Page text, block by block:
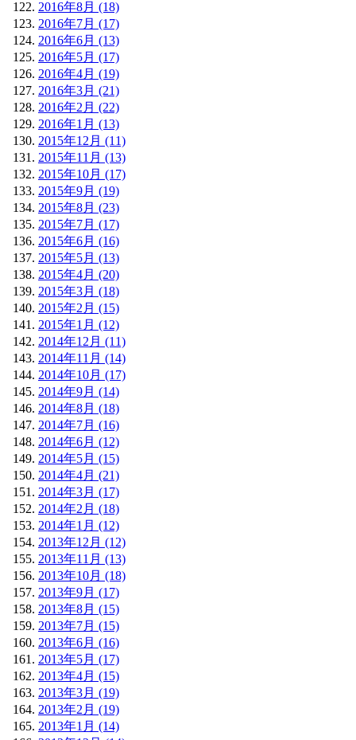
2016年8月 (18)
2016年7月 (17)
2016年6月 (13)
2016年5月 (17)
2016年4月 (19)
2016年3月 (21)
2016年2月 (22)
2016年1月 (13)
2015年12月 (11)
2015年11月 (13)
2015年10月 (17)
2015年9月 (19)
2015年8月 (23)
2015年7月 (17)
2015年6月 (16)
2015年5月 (13)
2015年4月 (20)
2015年3月 (18)
2015年2月 (15)
2015年1月 (12)
2014年12月 (11)
2014年11月 (14)
2014年10月 (17)
2014年9月 (14)
2014年8月 (18)
2014年7月 (16)
2014年6月 (12)
2014年5月 (15)
2014年4月 (21)
2014年3月 (17)
2014年2月 (18)
2014年1月 (12)
2013年12月 (12)
2013年11月 (13)
2013年10月 (18)
2013年9月 (17)
2013年8月 (15)
2013年7月 (15)
2013年6月 (16)
2013年5月 (17)
2013年4月 (15)
2013年3月 (19)
2013年2月 (19)
2013年1月 (14)